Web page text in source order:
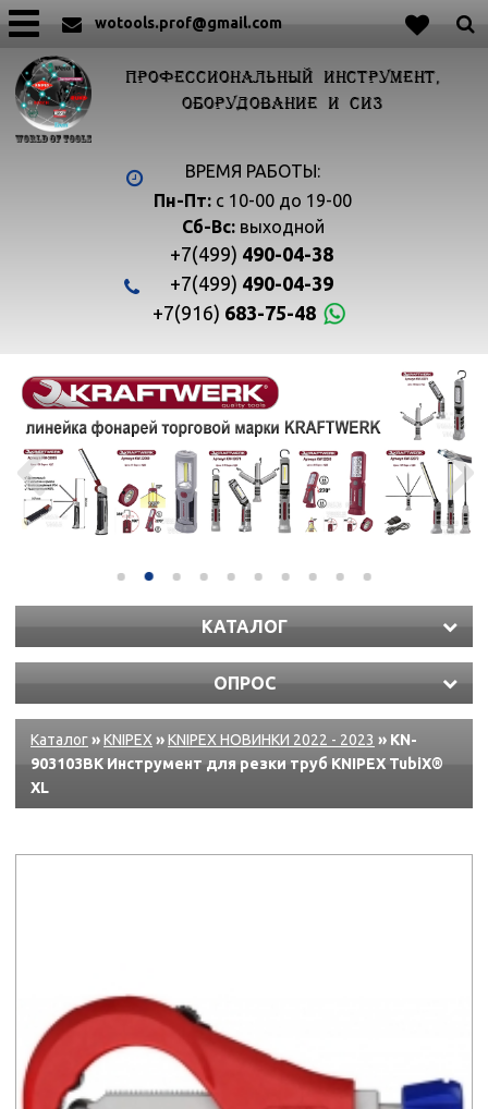
wotools.prof@gmail.com
ПРОФЕССИОНАЛЬНЫЙ ИНСТРУМЕНТ,
ОБОРУДОВАНИЕ И СИЗ
ВРЕМЯ РАБОТЫ:
Пн-Пт: с 10-00 до 19-00
Сб-Вс:выходной
+7(499) 490-04-38
+7(499) 490-04-39
+7(916) 683-75-48
 
КАТАЛОГ
ОПРОС
Каталог»KNIPEX »KNIPEX НОВИНКИ 2022 - 2023 » KN-
903103BK Инструмент для резки труб KNIPEX TubiX®
XL